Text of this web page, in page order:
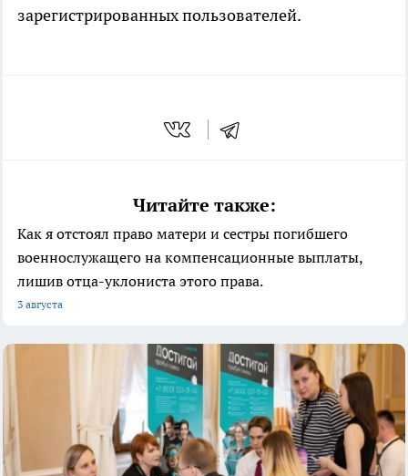
зарегистрированных пользователей.
Читайте также:
Как я отстоял право матери и сестры погибшего
военнослужащего на компенсационные выплаты,
лишив отца-уклониста этого права.
3 августа